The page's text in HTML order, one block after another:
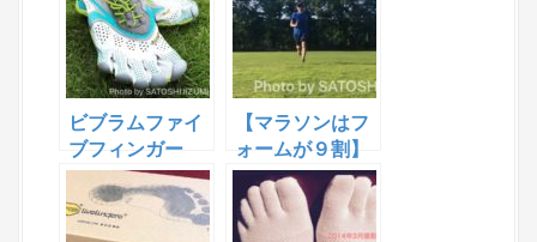
別キャンペーン
も実施致します
ビブラムファイ
ブフィンガー
ズ 驚嘆の事実
【マラソンはフ
ォームが９割】
オートマチック
ランニングと
は？無料モニタ